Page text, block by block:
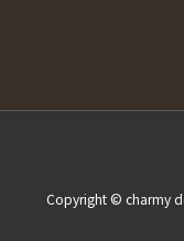
Copyright © charmy